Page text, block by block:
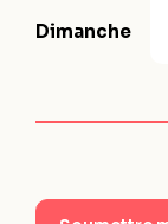
Dimanche